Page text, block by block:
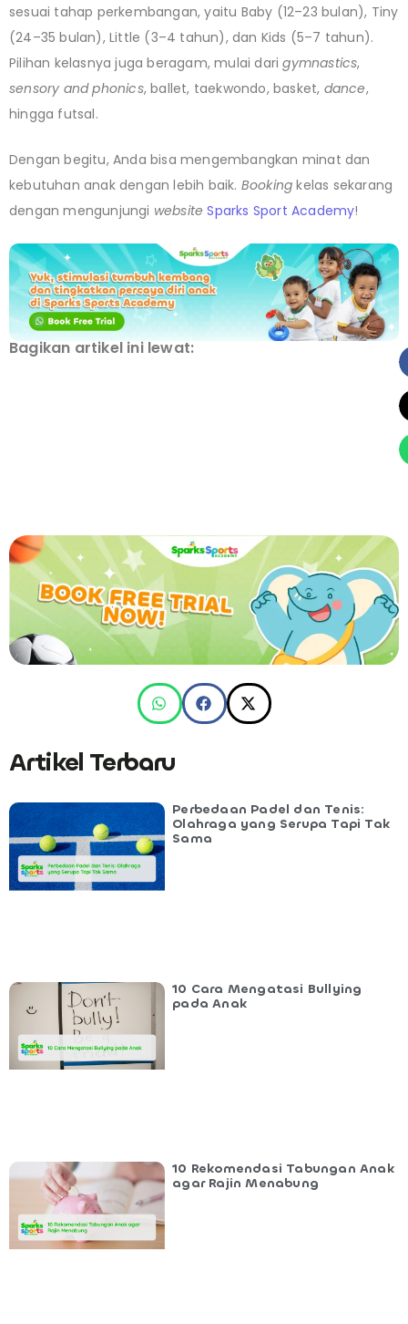
sesuai tahap perkembangan, yaitu Baby (12–23 bulan), Tiny
(24–35 bulan), Little (3–4 tahun), dan Kids (5–7 tahun).
Pilihan kelasnya juga beragam, mulai darigymnastics,
sensory and phonics, ballet, taekwondo, basket, dance,
hingga futsal.
Dengan begitu, Anda bisa mengembangkan minat dan
kebutuhan anak dengan lebih baik. Booking kelas sekarang
dengan mengunjungi website Sparks Sport Academy!
Bagikan artikel ini lewat:
Artikel Terbaru
Perbedaan Padel dan Tenis:
Olahraga yang Serupa Tapi Tak
Sama
10 Cara Mengatasi Bullying
pada Anak
10 Rekomendasi Tabungan Anak
agar Rajin Menabung